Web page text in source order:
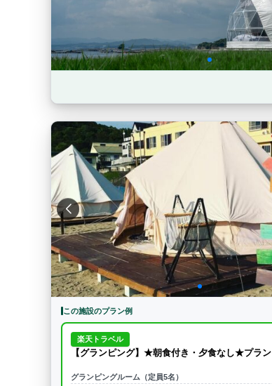
この施設のプラン例
楽天トラベル
【グランピング】★朝食付き・夕食なし★プラン
グランピングルーム（定員5名）